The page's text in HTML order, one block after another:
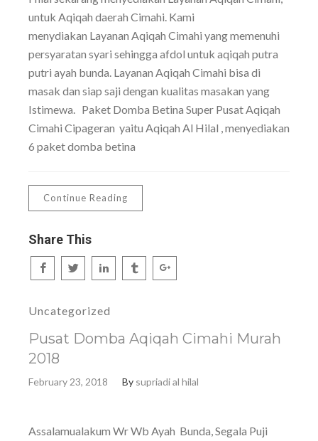
untuk Aqiqah daerah Cimahi. Kami
menydiakan Layanan Aqiqah Cimahi yang memenuhi
persyaratan syari sehingga afdol untuk aqiqah putra
putri ayah bunda. Layanan Aqiqah Cimahi bisa di
masak dan siap saji dengan kualitas masakan yang
Istimewa. Paket Domba Betina Super Pusat Aqiqah
Cimahi Cipageran yaitu Aqiqah Al Hilal , menyediakan
6 paket domba betina
Continue Reading
Share This
Uncategorized
Pusat Domba Aqiqah Cimahi Murah
2018
February 23, 2018 By supriadi al hilal
Assalamualakum Wr Wb Ayah Bunda, Segala Puji